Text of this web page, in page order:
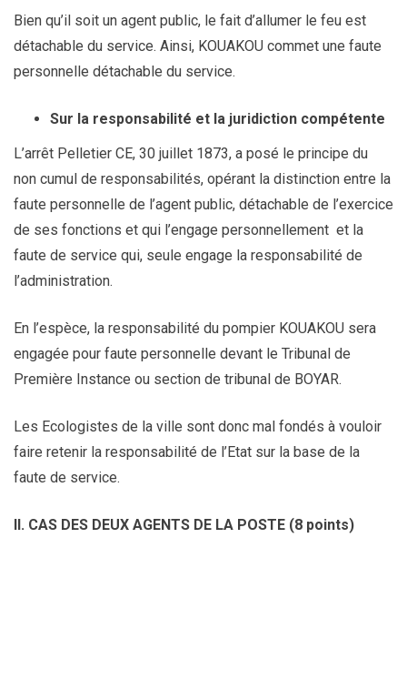
Bien qu’il soit un agent public, le fait d’allumer le feu est
détachable du service. Ainsi, KOUAKOU commet une faute
personnelle détachable du service.
Sur la responsabilité et la juridiction compétente
L’arrêt Pelletier CE, 30 juillet 1873, a posé le principe du
non cumul de responsabilités, opérant la distinction entre la
faute personnelle de l’agent public, détachable de l’exercice
de ses fonctions et qui l’engage personnellement et la
faute de service qui, seule engage la responsabilité de
l’administration.
En l’espèce, la responsabilité du pompier KOUAKOU sera
engagée pour faute personnelle devant le Tribunal de
Première Instance ou section de tribunal de BOYAR.
Les Ecologistes de la ville sont donc mal fondés à vouloir
faire retenir la responsabilité de l’Etat sur la base de la
faute de service.
II. CAS DES DEUX AGENTS DE LA POSTE (8 points)